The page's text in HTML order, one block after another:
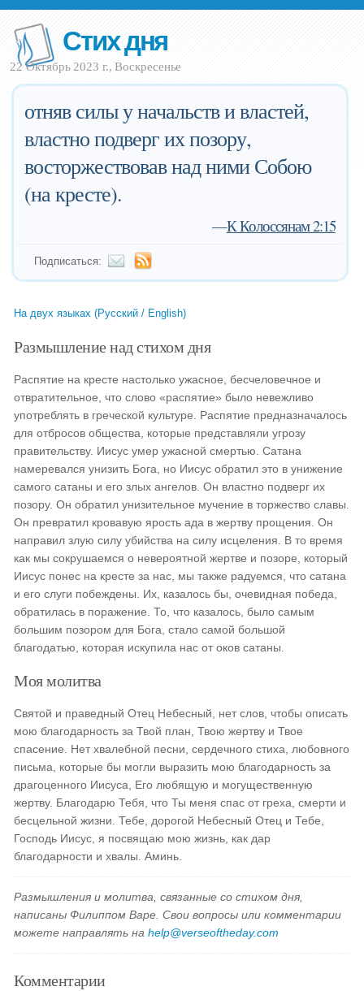
Стих дня
22 Октябрь 2023 г., Воскресенье
отняв силы у начальств и властей,
властно подверг их позору,
восторжествовав над ними Собою
(на кресте).
—К Колоссянам 2:15
Подписаться:
На двух языках (Русский / English)
Размышление над стихом дня
Распятие на кресте настолько ужасное, бесчеловечное и
отвратительное, что слово «распятие» было невежливо
употреблять в греческой культуре. Распятие предназначалось
для отбросов общества, которые представляли угрозу
правительству. Иисус умер ужасной смертью. Сатана
намеревался унизить Бога, но Иисус обратил это в унижение
самого сатаны и его злых ангелов. Он властно подверг их
позору. Он обратил унизительное мучение в торжество славы.
Он превратил кровавую ярость ада в жертву прощения. Он
направил злую силу убийства на силу исцеления. В то время
как мы сокрушаемся о невероятной жертве и позоре, который
Иисус понес на кресте за нас, мы также радуемся, что сатана
и его слуги побеждены. Их, казалось бы, очевидная победа,
обратилась в поражение. То, что казалось, было самым
большим позором для Бога, стало самой большой
благодатью, которая искупила нас от оков сатаны.
Моя молитва
Святой и праведный Отец Небесный, нет слов, чтобы описать
мою благодарность за Твой план, Твою жертву и Твое
спасение. Нет хвалебной песни, сердечного стиха, любовного
письма, которые бы могли выразить мою благодарность за
драгоценного Иисуса, Его любящую и могущественную
жертву. Благодарю Тебя, что Ты меня спас от греха, смерти и
бесцельной жизни. Тебе, дорогой Небесный Отец и Тебе,
Господь Иисус, я посвящаю мою жизнь, как дар
благодарности и хвалы. Аминь.
Размышления и молитва, связанные со стихом дня,
написаны Филиппом Варе. Свои вопросы или комментарии
можете направлять наhelp@verseoftheday.com
Комментарии